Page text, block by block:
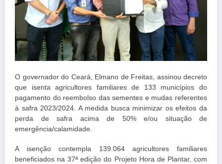
O governador do Ceará, Elmano de Freitas, assinou decreto
que isenta agricultores familiares de 133 municípios do
pagamento do reembolso das sementes e mudas referentes
à safra 2023/2024. A medida busca minimizar os efeitos da
perda de safra acima de 50% e/ou situação de
emergência/calamidade.
A isenção contempla 139.064 agricultores familiares
beneficiados na 37ª edição do Projeto Hora de Plantar, com